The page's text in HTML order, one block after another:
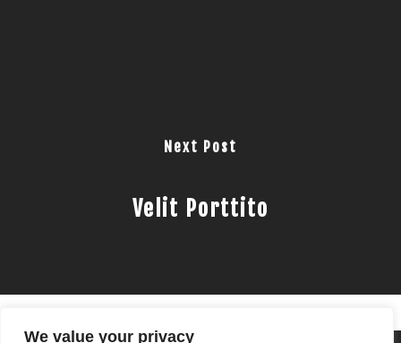
We value your privacy
Next Post
Velit Porttito